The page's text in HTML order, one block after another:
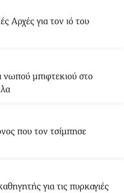
Αρχές για τον ιό του
νωπού μπιφτεκιού στο
που τον τσίμπησε
για τις πυρκαγιές